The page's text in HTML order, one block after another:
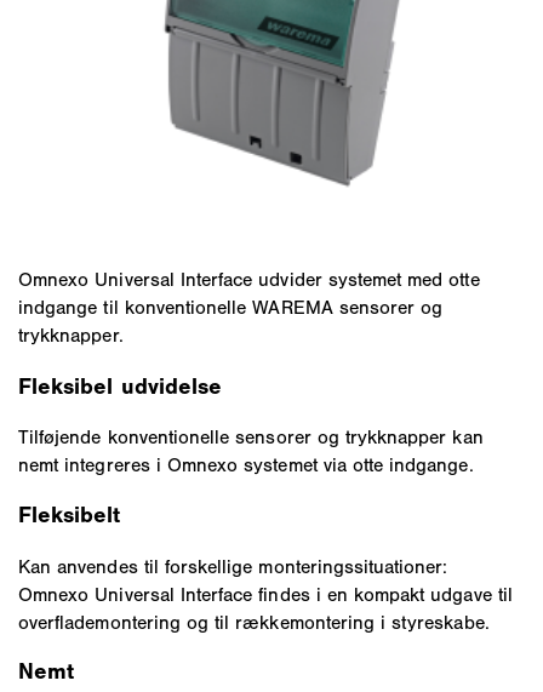
Omnexo Universal Interface udvider systemet med otte
indgange til konventionelle WAREMA sensorer og
trykknapper.
Fleksibel udvidelse
Tilføjende konventionelle sensorer og trykknapper kan
nemt integreres i Omnexo systemet via otte indgange.
Fleksibelt
Kan anvendes til forskellige monteringssituationer:
Omnexo Universal Interface findes i en kompakt udgave til
overflademontering og til rækkemontering i styreskabe.
Nemt